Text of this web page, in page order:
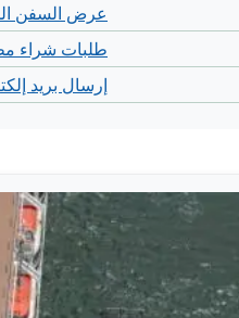
عرض السفن
طلبات شراء
إرسال بريد